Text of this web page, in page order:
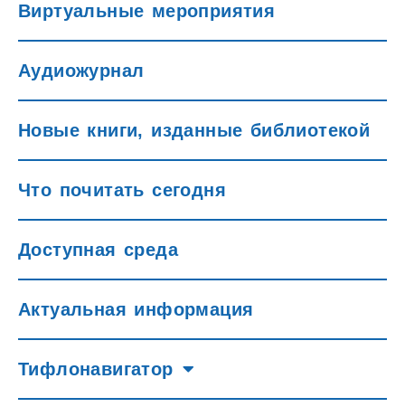
Виртуальные мероприятия
Аудиожурнал
Новые книги, изданные библиотекой
Что почитать сегодня
Доступная среда
Актуальная информация
Тифлонавигатор